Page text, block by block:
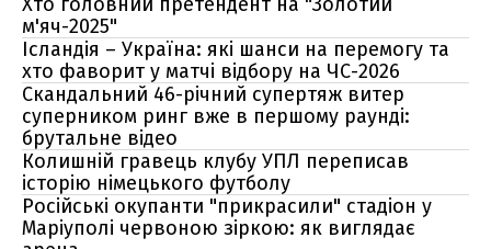
м'яч-2025"
Ісландія – Україна: які шанси на перемогу та
хто фаворит у матчі відбору на ЧС-2026
Скандальний 46-річний супертяж витер
суперником ринг вже в першому раунді:
брутальне відео
Колишній гравець клубу УПЛ переписав
історію німецького футболу
Російські окупанти "прикрасили" стадіон у
Маріуполі червоною зіркою: як виглядає